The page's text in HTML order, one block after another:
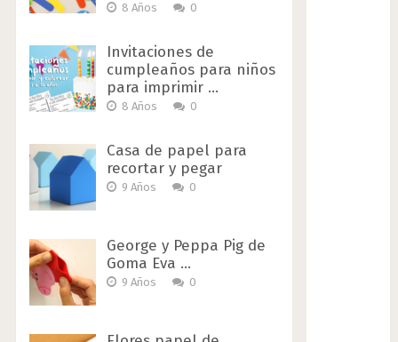
8 Años 0
Invitaciones de
cumpleaños para niños
para imprimir …
8 Años 0
Casa de papel para
recortar y pegar
9 Años 0
George y Peppa Pig de
Goma Eva …
9 Años 0